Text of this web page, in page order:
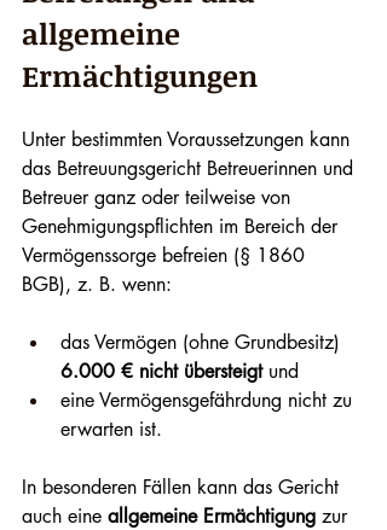
allgemeine
Ermächtigungen
Unter bestimmten Voraussetzungen kann
das Betreuungsgericht Betreuerinnen und
Betreuer ganz oder teilweise von
Genehmigungspflichten im Bereich der
Vermögenssorge befreien (§ 1860
BGB), z. B. wenn:
das Vermögen (ohne Grundbesitz)
6.000 € nicht übersteigt und
eine Vermögensgefährdung nicht zu
erwarten ist.
In besonderen Fällen kann das Gericht
auch eine allgemeine Ermächtigung zur